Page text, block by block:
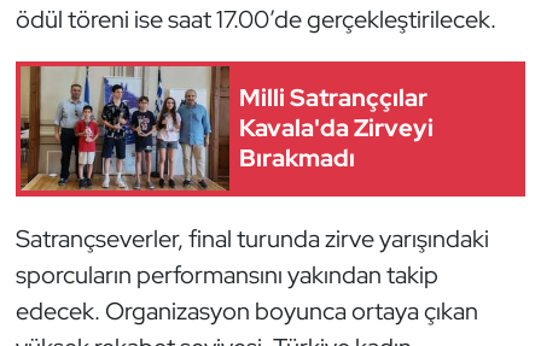
ödül töreni ise saat 17.00’de gerçekleştirilecek.
Milli Satranççılar
Kavala'da Zirveyi
Bırakmadı
Satrançseverler, final turunda zirve yarışındaki
sporcuların performansını yakından takip
edecek. Organizasyon boyunca ortaya çıkan
Yelken
Yüzme